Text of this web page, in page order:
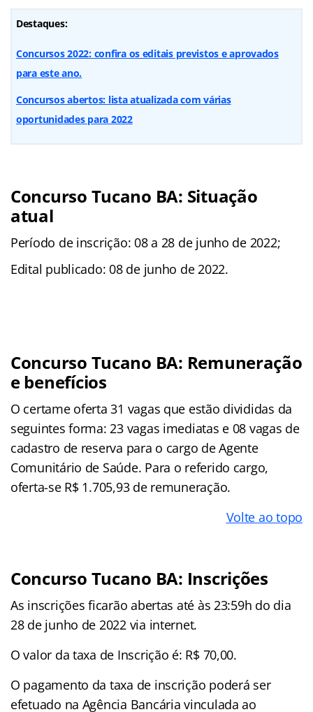
Destaques:
Concursos 2022: confira os editais previstos e aprovados
para este ano.
Concursos abertos: lista atualizada com várias
oportunidades para 2022
Concurso Tucano BA: Situação
atual
Período de inscrição: 08 a 28 de junho de 2022;
Edital publicado: 08 de junho de 2022.
Concurso Tucano BA: Remuneração
e benefícios
O certame oferta 31 vagas que estão divididas da
seguintes forma: 23 vagas imediatas e 08 vagas de
cadastro de reserva para o cargo de Agente
Comunitário de Saúde. Para o referido cargo,
oferta-se R$ 1.705,93 de remuneração.
Volte ao topo
Concurso Tucano BA: Inscrições
As inscrições ficarão abertas até às 23:59h do dia
28 de junho de 2022 via internet.
O valor da taxa de Inscrição é: R$ 70,00.
O pagamento da taxa de inscrição poderá ser
efetuado na Agência Bancária vinculada ao